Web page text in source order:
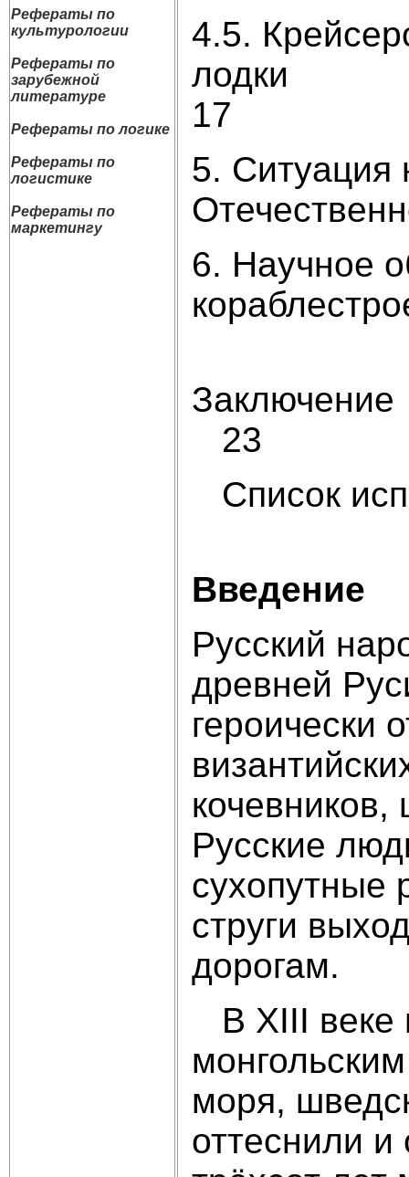
Рефераты по
культурологии
Рефераты по
зарубежной
литературе
Рефераты по логике
Рефераты по
логистике
Рефераты по
маркетингу
4.5.
5. Ситуация
6. Научное
23
Список
Введение
Русский
древней
героически
кочевников,
Русские
сухопутные
струги
дорогам.
В XIII веке
моря,
оттеснили и